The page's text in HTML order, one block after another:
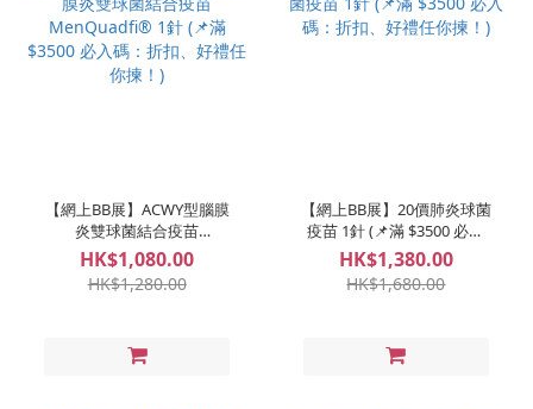
【網上BB展】ACWY型腦膜
炎雙球菌結合疫苗
MenQuadfi® 1針 (📌滿
$3500 必入碼：折扣、好禮
任你揀！)
HK$1,080.00
HK$1,280.00
【網上BB展】20價肺炎球菌
疫苗 1針 (📌滿 $3500 必入
碼：折扣、好禮任你揀！)
HK$1,380.00
HK$1,680.00